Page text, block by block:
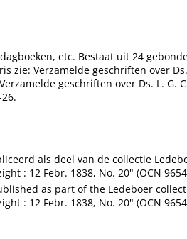
etc. Bestaat uit 24
zie: Verzamelde geschriften over
geschriften over Ds. L. G.
als deel van de collectie
: 12 Febr. 1838, No. 20" (OCN
as part of the Ledeboer
: 12 Febr. 1838, No. 20" (OCN